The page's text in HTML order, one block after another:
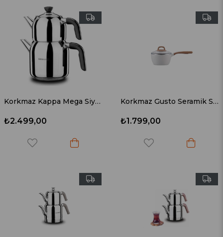
Korkmaz Kappa Mega Siyah Çaydanlık Takımı A079-01
₺2.499,00
Korkmaz Gusto Seramik Sos Tenceresi 18x9 Cm A2977
₺1.799,00